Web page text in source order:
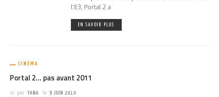
l'E3, Portal 2 a
EN SAVOIR PLUS
CINÉMA
Portal 2… pas avant 2011
par YANA le 9 JUIN 2010